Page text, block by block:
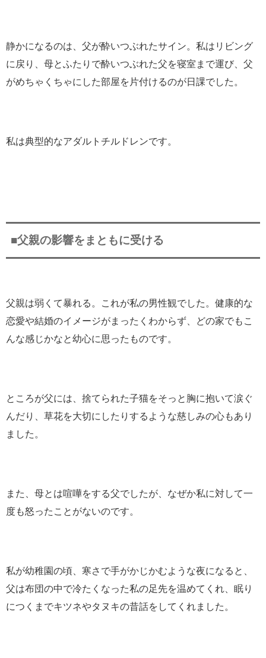
静かになるのは、父が酔いつぶれたサイン。私はリビング
に戻り、母とふたりで酔いつぶれた父を寝室まで運び、父
がめちゃくちゃにした部屋を片付けるのが日課でした。
私は典型的なアダルトチルドレンです。
■父親の影響をまともに受ける
父親は弱くて暴れる。これが私の男性観でした。健康的な
恋愛や結婚のイメージがまったくわからず、どの家でもこ
んな感じかなと幼心に思ったものです。
ところが父には、捨てられた子猫をそっと胸に抱いて涙ぐ
んだり、草花を大切にしたりするような慈しみの心もあり
ました。
また、母とは喧嘩をする父でしたが、なぜか私に対して一
度も怒ったことがないのです。
私が幼稚園の頃、寒さで手がかじかむような夜になると、
父は布団の中で冷たくなった私の足先を温めてくれ、眠り
につくまでキツネやタヌキの昔話をしてくれました。